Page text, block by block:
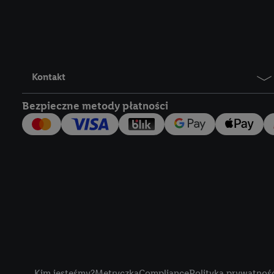
Kontakt
Bezpieczne metody płatności
Lidl Plus, możemy
wymienionych
następnie
użytkownika w
my i jeden z innych
Użytkownik upoważnia
usługach Lidl. Utiq
tak, Utiq udostępni
numeru
wykorzystany do
szczególności
obsługiwanych przez
korzystanie z
lub